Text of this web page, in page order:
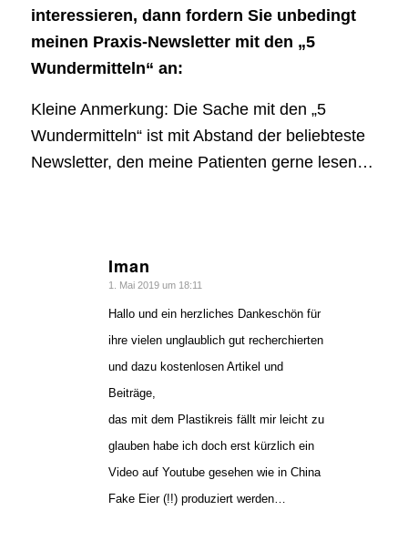
interessieren, dann fordern Sie unbedingt
meinen Praxis-Newsletter mit den „5
Wundermitteln“ an:
Kleine Anmerkung: Die Sache mit den „5
Wundermitteln“ ist mit Abstand der beliebteste
Newsletter, den meine Patienten gerne lesen…
Iman
sagte:
1. Mai 2019 um 18:11
Hallo und ein herzliches Dankeschön für
ihre vielen unglaublich gut recherchierten
und dazu kostenlosen Artikel und
Beiträge,
das mit dem Plastikreis fällt mir leicht zu
glauben habe ich doch erst kürzlich ein
Video auf Youtube gesehen wie in China
Fake Eier (!!) produziert werden…